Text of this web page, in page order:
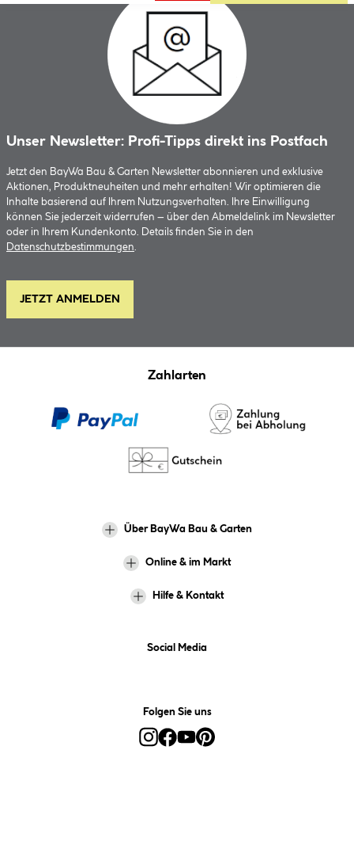
Unser Newsletter: Profi-Tipps direkt ins Postfach
Jetzt den BayWa Bau & Garten Newsletter abonnieren und exklusive
Aktionen, Produktneuheiten und mehr erhalten! Wir optimieren die
Inhalte basierend auf Ihrem Nutzungsverhalten. Ihre Einwilligung
können Sie jederzeit widerrufen – über den Abmeldelink im Newsletter
oder in Ihrem Kundenkonto. Details finden Sie in den
Datenschutzbestimmungen.
JETZT ANMELDEN
Zahlarten
Über BayWa Bau & Garten
Online & im Markt
Hilfe & Kontakt
Social Media
Folgen Sie uns